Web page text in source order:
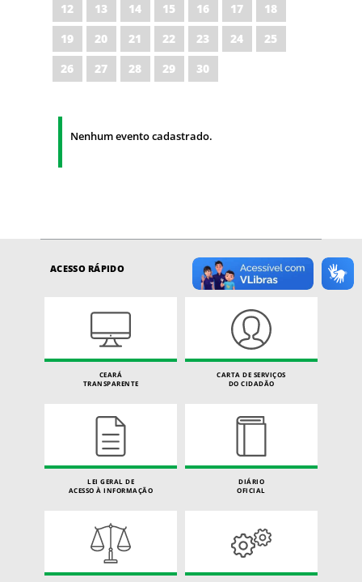
12
13 14 15 16 17
18
19
20 21 22 23 24
25
26
27 28 29 30
Nenhum evento cadastrado.
ACESSO RÁPIDO
CEARÁ
TRANSPARENTE
CARTA DE SERVIÇOS
DO CIDADÃO
LEI GERAL DE
ACESSO À INFORMAÇÃO
DIÁRIO
OFICIAL